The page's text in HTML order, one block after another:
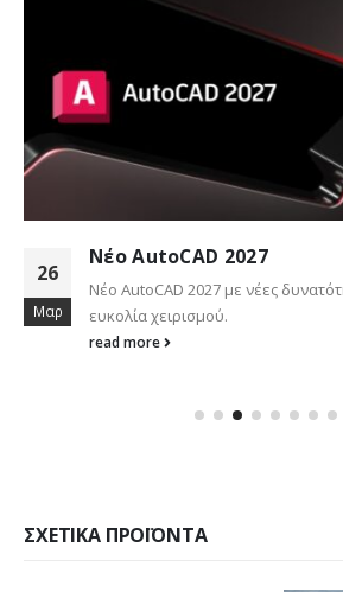
26
Μαρ
Νέο AutoCAD 2027
Νέο AutoCAD 2027 με νέες
ευκολία χειρισμού.
read more
ΣΧΕΤΙΚΆ ΠΡΟΪΌΝΤΑ